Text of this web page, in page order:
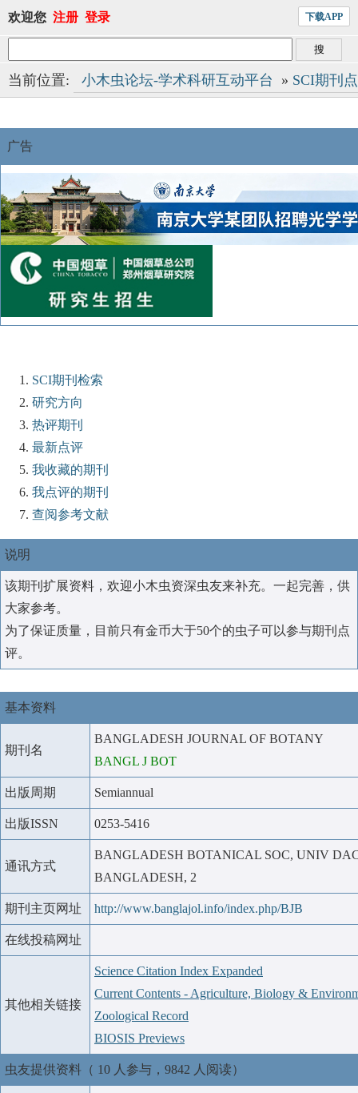
欢迎您 注册 登录 下载APP
当前位置: 小木虫论坛-学术科研互动平台 » SCI期刊
广告
SCI期刊检索
研究方向
热评期刊
最新点评
我收藏的期刊
我点评的期刊
查阅参考文献
说明
该期刊扩展资料，欢迎小木虫资深虫友来补充。一起完善，供
大家参考。
为了保证质量，目前只有金币大于50个的虫子可以参与期刊点
评。
基本资料
期刊名
BANGLADESH JOURNAL OF BOTANY
BANGL J BOT
出版周期 Semiannual
出版ISSN 0253-5416
通讯方式
BANGLADESH BOTANICAL SOC, UNIV
BANGLADESH, 2
期刊主页网址 http://www.banglajol.info/index.php/BJB
在线投稿网址
其他相关链接
Science Citation Index Expanded
Current Contents - Agriculture, Biology &
Zoological Record
BIOSIS Previews
虫友提供资料（ 10 人参与，9842 人阅读）